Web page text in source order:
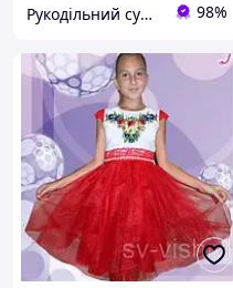
Рукодільний сундучок 98%